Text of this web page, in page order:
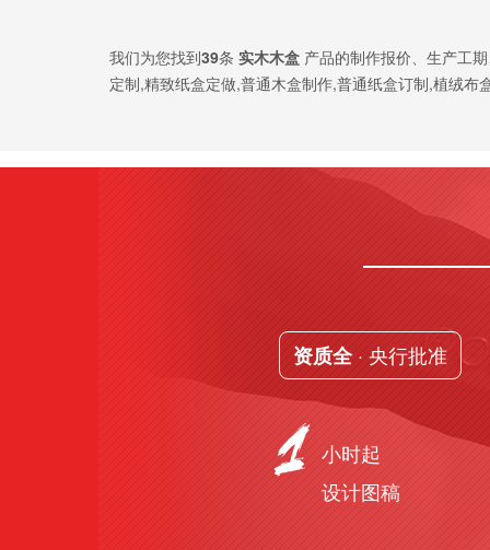
我们为您找到39条 实木木盒 产品的制作报价、生产工
定制,精致纸盒定做,普通木盒制作,普通纸盒订制,植绒布
资质全· 央行批准
小时起
设计图稿